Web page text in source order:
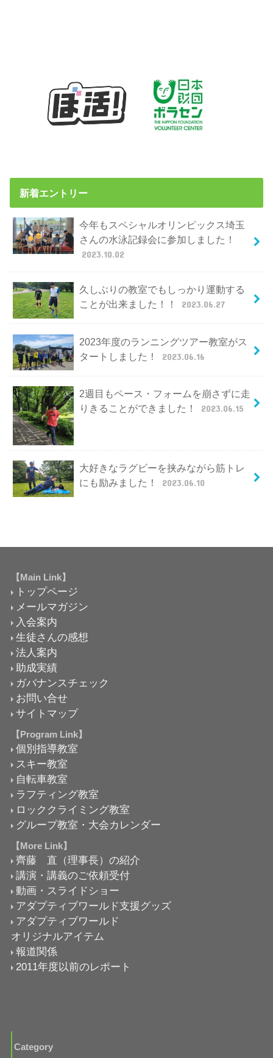
新着エントリー
今年もスペシャルオリンピックス埼玉
さんの水泳記録会に参加しました！
2023.10.02
久しぶりの教室でもしっかり運動する
ことが出来ました！！
2023.06.27
2023年度のランニングツアー教室がス
タートしました！
2023.06.16
2週目もペース・フォームを崩さずに走
りきることができました！
2023.06.15
大好きなラグビーを挟みながら筋トレ
にも励みました！
2023.06.10
【Main Link】
トップページ
メールマガジン
入会案内
生徒さんの感想
法人案内
助成実績
ガバナンスチェック
お問い合せ
サイトマップ
【Program Link】
個別指導教室
スキー教室
自転車教室
ラフティング教室
ロッククライミング教室
グループ教室・大会カレンダー
【More Link】
齊藤 直（理事長）の紹介
講演・講義のご依頼受付
動画・スライドショー
アダプティブワールド支援グッズ
アダプティブワールド
オリジナルアイテム
報道関係
2011年度以前のレポート
Category